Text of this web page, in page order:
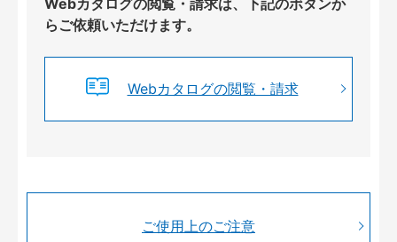
らご依頼いただけます。
Webカタログの閲覧・請求
ご使用上のご注意